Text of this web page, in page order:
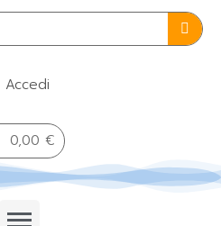
Accedi
0,00 €